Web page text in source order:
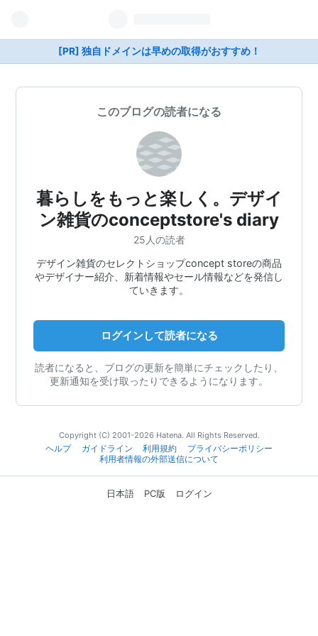
[PR] 独自ドメインは早めの取得がおすすめ！
このブログの読者になる
暮らしをもっと楽しく。デザイ
ン雑貨のconceptstore's diary
25人の読者
デザイン雑貨のセレクトショップconcept storeの商品
やデザイナー紹介、新着情報やセール情報などを発信し
ていきます。
ログインして読者になる
読者になると、ブログの更新を簡単にチェックしたり、
更新通知を受け取ったりできるようになります。
Copyright (C) 2001-2026 Hatena. All Rights Reserved.
ヘルプ
ガイドライン 利用規約
プライバシーポリシー
利用者情報の外部送信について
日本語 PC版 ログイン